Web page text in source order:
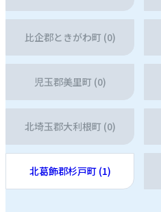
比企郡ときがわ町 (0)
児玉郡美里町 (0)
北埼玉郡大利根町 (0)
北葛飾郡杉戸町 (1)